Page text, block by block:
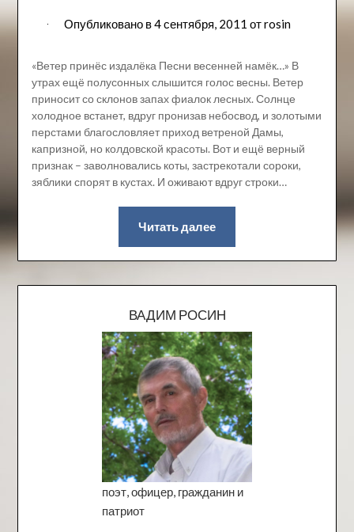
Опубликовано в4 сентября, 2011 отrosin
«Ветер принёс издалёка Песни весенней намёк…» В
утрах ещё полусонных слышится голос весны. Ветер
приносит со склонов запах фиалок лесных. Солнце
холодное встанет, вдруг пронизав небосвод, и золотыми
перстами благословляет приход ветреной Дамы,
капризной, но колдовской красоты. Вот и ещё верный
признак – заволновались коты, застрекотали сороки,
зяблики спорят в кустах. И оживают вдруг строки…
Читать далее
ВАДИМ РОСИН
поэт, офицер, гражданин и
патриот